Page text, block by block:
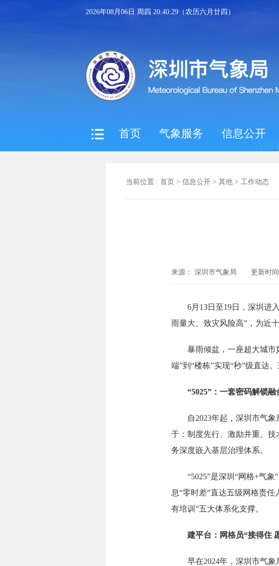
2026年08月06日 周四 20:40:30（农历六月廿四）
首页 气象服务 信息公开
当前位置 : 首页 > 信息公开 > 其他 > 工作动态
更新时
来源： 深圳市气象局
6月13日至19日，深圳进入
雨量大、致灾风险高”，为近
暴雨倾盆，一座超大城市如
端”到“楼栋”实现“秒”级直达
“5025”：一套密码解锁融
自2023年起，深圳市气象局
于：制度先行、激励并重、技
务深度嵌入基层治理体系。
“5025”是深圳“网格+气象”
息“零时差”直达五级网格责任
有培训”五大体系化支撑。
建平台：网格员“接得住
早在2024年，深圳市气象局